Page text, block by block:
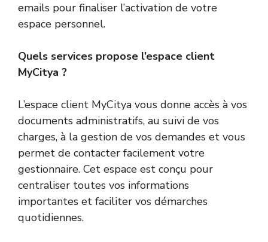
emails pour finaliser l’activation de votre
espace personnel.
Quels services propose l’espace client
MyCitya ?
L’espace client MyCitya vous donne accès à vos
documents administratifs, au suivi de vos
charges, à la gestion de vos demandes et vous
permet de contacter facilement votre
gestionnaire. Cet espace est conçu pour
centraliser toutes vos informations
importantes et faciliter vos démarches
quotidiennes.